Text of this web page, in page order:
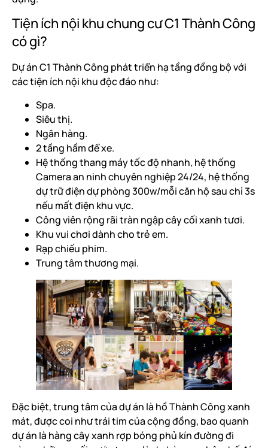
Tiện ích nội khu chung cư C1 Thành Công
có gì?
Dự án C1 Thành Công phát triển hạ tầng đồng bộ với
các tiện ích nội khu độc đáo như:
Spa.
Siêu thị.
Ngân hàng.
2 tầng hầm để xe.
Hệ thống thang máy tốc độ nhanh, hệ thống
Camera an ninh chuyên nghiệp 24/24, hệ thống
dự trữ điện dự phòng 300w/mỗi căn hộ sau chỉ 3s
nếu mất điện khu vực.
Công viên rộng rãi tràn ngập cây cối xanh tươi.
Khu vui chơi dành cho trẻ em.
Rạp chiếu phim.
Trung tâm thương mại.
Đặc biệt, trung tâm của dự án là hồ Thành Công xanh
mát, được coi như trái tim của cộng đồng, bao quanh
dự án là hàng cây xanh rợp bóng phủ kín đường đi